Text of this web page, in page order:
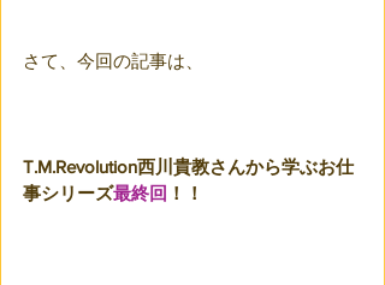
さて、今回の記事は、
T.M.Revolution西川貴教さんから学ぶお仕
事シリーズ最終回 ！！